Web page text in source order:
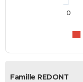
0
Famille REDONT